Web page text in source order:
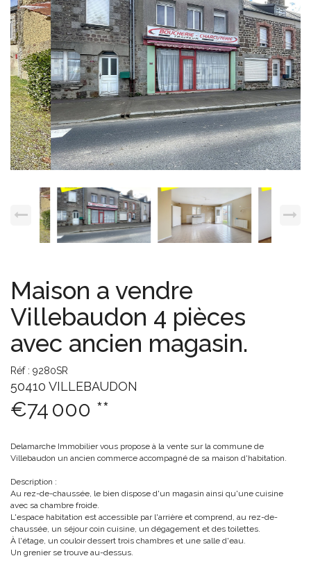
Maison a vendre
Villebaudon 4 pièces
avec ancien magasin.
Réf : 9280SR
50410 VILLEBAUDON
€74 000 **
Delamarche Immobilier vous propose à la vente sur la commune de
Villebaudon un ancien commerce accompagné de sa maison d'habitation.
Description :
Au rez-de-chaussée, le bien dispose d'un magasin ainsi qu'une cuisine
avec sa chambre froide.
L'espace habitation est accessible par l'arrière et comprend, au rez-de-
chaussée, un séjour coin cuisine, un dégagement et des toilettes.
À l'étage, un couloir dessert trois chambres et une salle d'eau.
Un grenier se trouve au-dessus.